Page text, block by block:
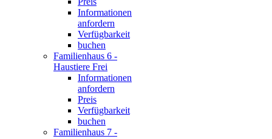
Informationen
anfordern
Verfügbarkeit
buchen
Familienhaus 6 -
Haustiere Frei
Informationen
anfordern
Preis
Verfügbarkeit
buchen
Familienhaus 7 -